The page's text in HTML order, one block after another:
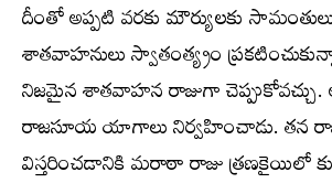
దీంతో అప్పటి వరకు మౌర్యులకు
శాతవాహనులు స్వాతంత్య్రం
నిజమైన శాతవాహన రాజుగా చెప్పుకోవచ్చు.
రాజసూయ యాగాలు నిర్వహించాడు. తన
విస్తరించడానికి మరాఠా రాజు త్రణకైయిలో